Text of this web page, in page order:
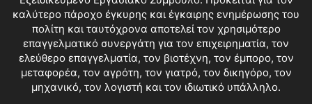
καλύτερο πάροχο έγκυρης και έγκαιρης ενημέρωσης του
πολίτη και ταυτόχρονα αποτελεί τον χρησιμότερο
επαγγελματικό συνεργάτη για τον επιχειρηματία, τον
ελεύθερο επαγγελματία, τον βιοτέχνη, τον έμπορο, τον
μεταφορέα, τον αγρότη, τον γιατρό, τον δικηγόρο, τον
μηχανικό, τον λογιστή και τον ιδιωτικό υπάλληλο.